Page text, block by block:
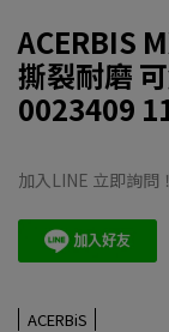
ACERBIS
撕裂耐磨
0023409
加入LINE 立即詢問！
ACERBiS